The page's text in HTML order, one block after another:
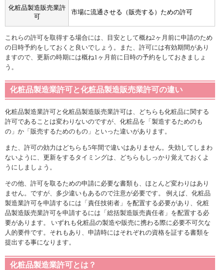
化粧品製造販売業許
可
市場に流通させる（販売する）ための許可
これらの許可を取得する場合には、目安として概ね2ヶ月前に申請のため
の日時予約をしておくと良いでしょう。また、許可には有効期間があり
ますので、更新の時期には概ね1ヶ月前に日時の予約をしておきましょ
う。
化粧品製造業許可と化粧品製造販売業許可の違い
化粧品製造業許可と化粧品製造販売業許可は、どちらも化粧品に関する
許可であることは変わりないのですが、化粧品を「製造するためのも
の」か「販売するためのもの」といった違いがあります。
また、許可の効力はどちらも5年間で違いはありません。失効してしまわ
ないように、更新をするタイミングは、どちらもしっかり覚えておくよ
うにしましょう。
その他、許可を取るための申請に必要な書類も、ほとんど変わりはあり
ません。ですが、多少違いもあるので注意が必要です。 例えば、化粧品
製造業許可を申請するには「責任技術者」を配置する必要があり、化粧
品製造販売業許可を申請するには「総括製造販売責任者」を配置する必
要があります。 いずれも化粧品の製造や販売に携わる際に必要不可欠な
人的要件です。それもあり、申請時にはそれぞれの資格を証する書類を
提出する事になります。
化粧品製造業許可とは？